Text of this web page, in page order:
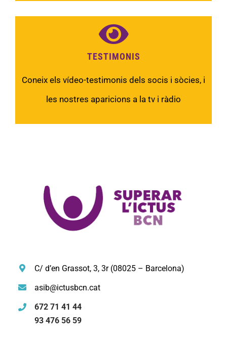
TESTIMONIS
Coneix els vídeo-testimonis dels socis i sòcies, i
les nostres aparicions a la tv i ràdio
C/ d’en Grassot, 3, 3r (08025 – Barcelona)
asib@ictusbcn.cat
672 71 41 44
93 476 56 59